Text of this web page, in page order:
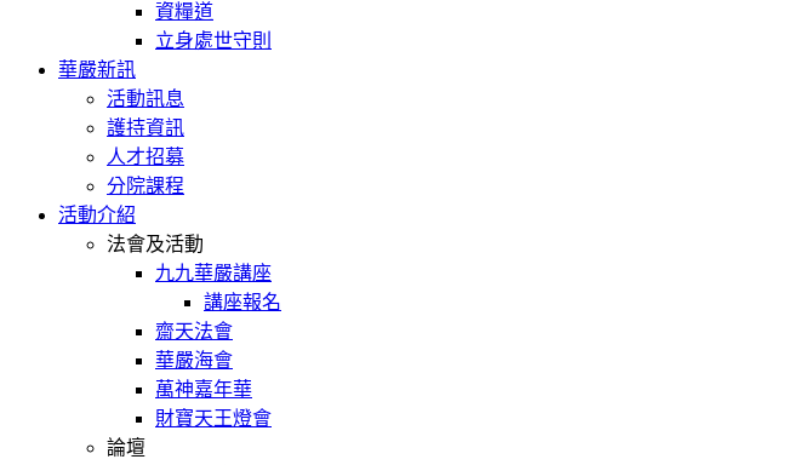
資糧道
立身處世守則
華嚴新訊
活動訊息
護持資訊
人才招募
分院課程
活動介紹
法會及活動
九九華嚴講座
講座報名
齋天法會
華嚴海會
萬神嘉年華
財寶天王燈會
論壇